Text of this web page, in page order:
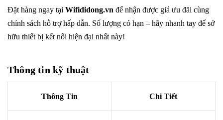
Đặt hàng ngay tại Wifididong.vn để nhận được giá ưu đãi cùng
chính sách hỗ trợ hấp dẫn. Số lượng có hạn – hãy nhanh tay để sở
hữu thiết bị kết nối hiện đại nhất này!
Thông tin kỹ thuật
Thông Tin Chi Tiết